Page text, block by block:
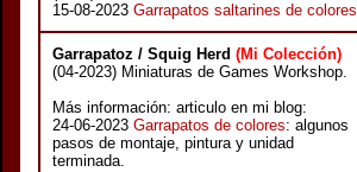
15-08-2023 Garrapatos saltarines de colores
Garrapatoz / Squig Herd (Mi Colección)
(04-2023) Miniaturas de Games Workshop.
Más información: articulo en mi blog:
24-06-2023 Garrapatos de colores: algunos
pasos de montaje, pintura y unidad
terminada.